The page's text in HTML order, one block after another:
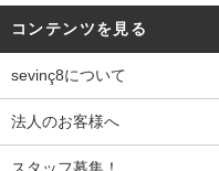
コンテンツを見る
sevinç8について
法人のお客様へ